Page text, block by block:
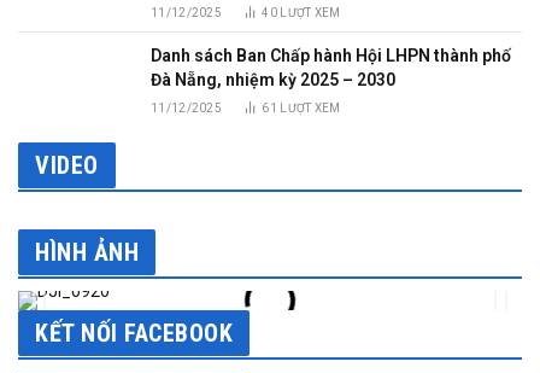
11/12/2025 40 LƯỢT XEM
Danh sách Ban Chấp hành Hội LHPN thành phố
Đà Nẵng, nhiệm kỳ 2025 – 2030
11/12/2025 61 LƯỢT XEM
VIDEO
HÌNH ẢNH
KẾT NỐI FACEBOOK